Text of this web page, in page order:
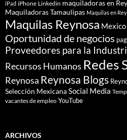
iPad iPhone Linkedin maquiladoras en
Maquiladoras Tamaulipas Maquilas en
Maquilas Reynosa Mexico
Oportunidad de negocios
Proveedores para la
Recursos Humanos Redes
Reynosa Reynosa Blogs
Selección MexicanaSocial Media
vacantes de empleo YouTube
ARCHIVOS